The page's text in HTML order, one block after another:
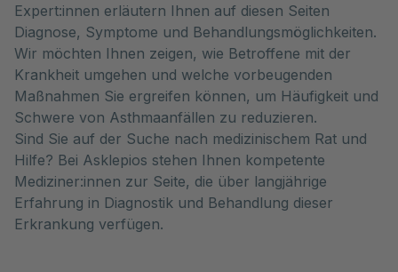
Expert:innen erläutern Ihnen auf diesen Seiten
Diagnose, Symptome und Behandlungsmöglichkeiten.
Wir möchten Ihnen zeigen, wie Betroffene mit der
Krankheit umgehen und welche vorbeugenden
Maßnahmen Sie ergreifen können, um Häufigkeit und
Schwere von Asthmaanfällen zu reduzieren.
Sind Sie auf der Suche nach medizinischem Rat und
Hilfe? Bei Asklepios stehen Ihnen kompetente
Mediziner:innen zur Seite, die über langjährige
Erfahrung in Diagnostik und Behandlung dieser
Erkrankung verfügen.